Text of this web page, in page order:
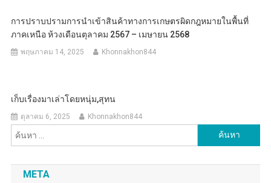
การปราบปรามการนำเข้าสินค้าทางการเกษตรผิดกฎหมายในพื้นที่
ภาคเหนือ ห้วงเดือนตุลาคม 2567 – เมษายน 2568
พฤษภาคม 14, 2025 Khonnakhon844
เก็บเรื่องมาเล่าโดยหนุ่ม,สุทน
ตุลาคม 6, 2025 Khonnakhon844
สำหรับ:
META